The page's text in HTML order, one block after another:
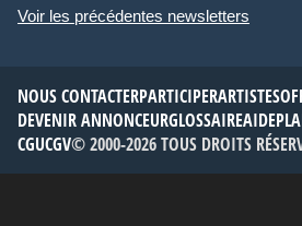
Voir les précédentes newsletters
NOUS CONTACTERPARTICIPERARTISTES
DEVENIR ANNONCEURGLOSSAIREAIDE
CGUCGV© 2000-2026 TOUS DROITS